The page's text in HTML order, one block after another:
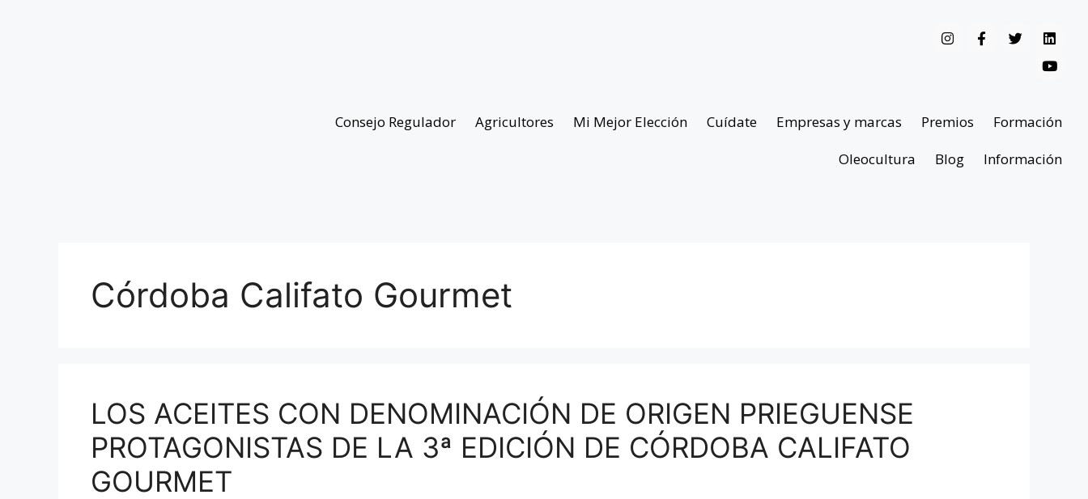
Consejo Regulador Agricultores Mi Mejor Elección Cuídate Empresas y marcas Premios
Formación
Oleocultura
Blog Información
Córdoba Califato Gourmet
LOS ACEITES CON DENOMINACIÓN DE ORIGEN PRIEGUENSE
PROTAGONISTAS DE LA 3ª EDICIÓN DE CÓRDOBA CALIFATO
GOURMET